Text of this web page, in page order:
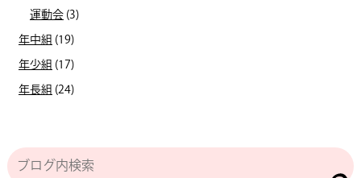
運動会(3)
年中組(19)
年少組 (17)
年長組 (24)